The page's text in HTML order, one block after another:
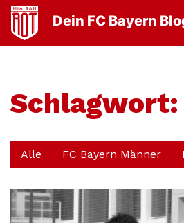
Dein FC Bayern
Schlagwort:
Alle FC Bayern Männer